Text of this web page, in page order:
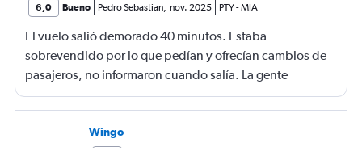
6,0 Bueno Pedro Sebastian nov. 2025 PTY-MIA
El vuelo salió demorado 40 minutos. Estaba
sobrevendido por lo que pedían y ofrecían cambios de
pasajeros, no informaron cuando salía. La gente
haciendo filas larguísimas para no quedarse sin viajar.
Mucha maleta de mano no había lugar. En mi caso se
terminó la comida me ofrecieron un solo menú.
Wingo